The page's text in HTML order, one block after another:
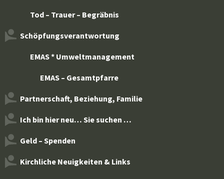
Tod – Trauer – Begräbnis
Schöpfungsverantwortung
EMAS * Umweltmanagement
EMAS – Gesamtpfarre
Partnerschaft, Beziehung, Familie
Ich bin hier neu… Sie suchen …
Geld – Spenden
Kirchliche Neuigkeiten & Links